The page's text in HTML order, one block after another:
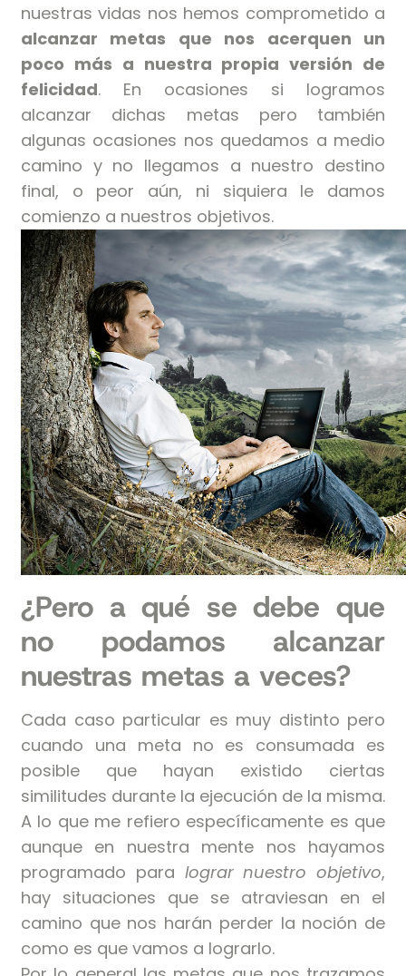
nuestras vidas nos hemos comprometido a
alcanzar metas que nos acerquen un
poco más a nuestra propia versión de
felicidad. En ocasiones si logramos
alcanzar dichas metas pero también
algunas ocasiones nos quedamos a medio
camino y no llegamos a nuestro destino
final, o peor aún, ni siquiera le damos
comienzo a nuestros objetivos.
¿Pero a qué se debe que
no podamos alcanzar
nuestras metas a veces?
Cada caso particular es muy distinto pero
cuando una meta no es consumada es
posible que hayan existido ciertas
similitudes durante la ejecución de la misma.
A lo que me refiero específicamente es que
aunque en nuestra mente nos hayamos
programado para lograr nuestro objetivo,
hay situaciones que se atraviesan en el
camino que nos harán perder la noción de
como es que vamos a lograrlo.